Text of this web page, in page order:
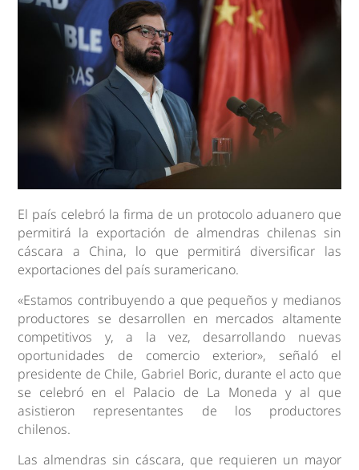
El país celebró la firma de un protocolo aduanero que
permitirá la exportación de almendras chilenas sin
cáscara a China, lo que permitirá diversificar las
exportaciones del país suramericano.
«Estamos contribuyendo a que pequeños y medianos
productores se desarrollen en mercados altamente
competitivos y, a la vez, desarrollando nuevas
oportunidades de comercio exterior», señaló el
presidente de Chile, Gabriel Boric, durante el acto que
se celebró en el Palacio de La Moneda y al que
asistieron representantes de los productores
chilenos.
Las almendras sin cáscara, que requieren un mayor